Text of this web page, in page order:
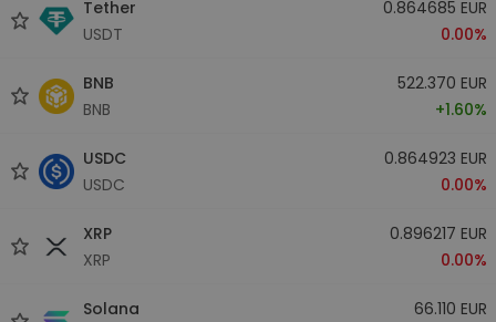
Tether
USDT
0.864685 EUR
0.00%
BNB
BNB
522.370 EUR
+1.60%
USDC
USDC
0.864923 EUR
0.00%
XRP
XRP
0.896217 EUR
0.00%
Solana
66.110 EUR